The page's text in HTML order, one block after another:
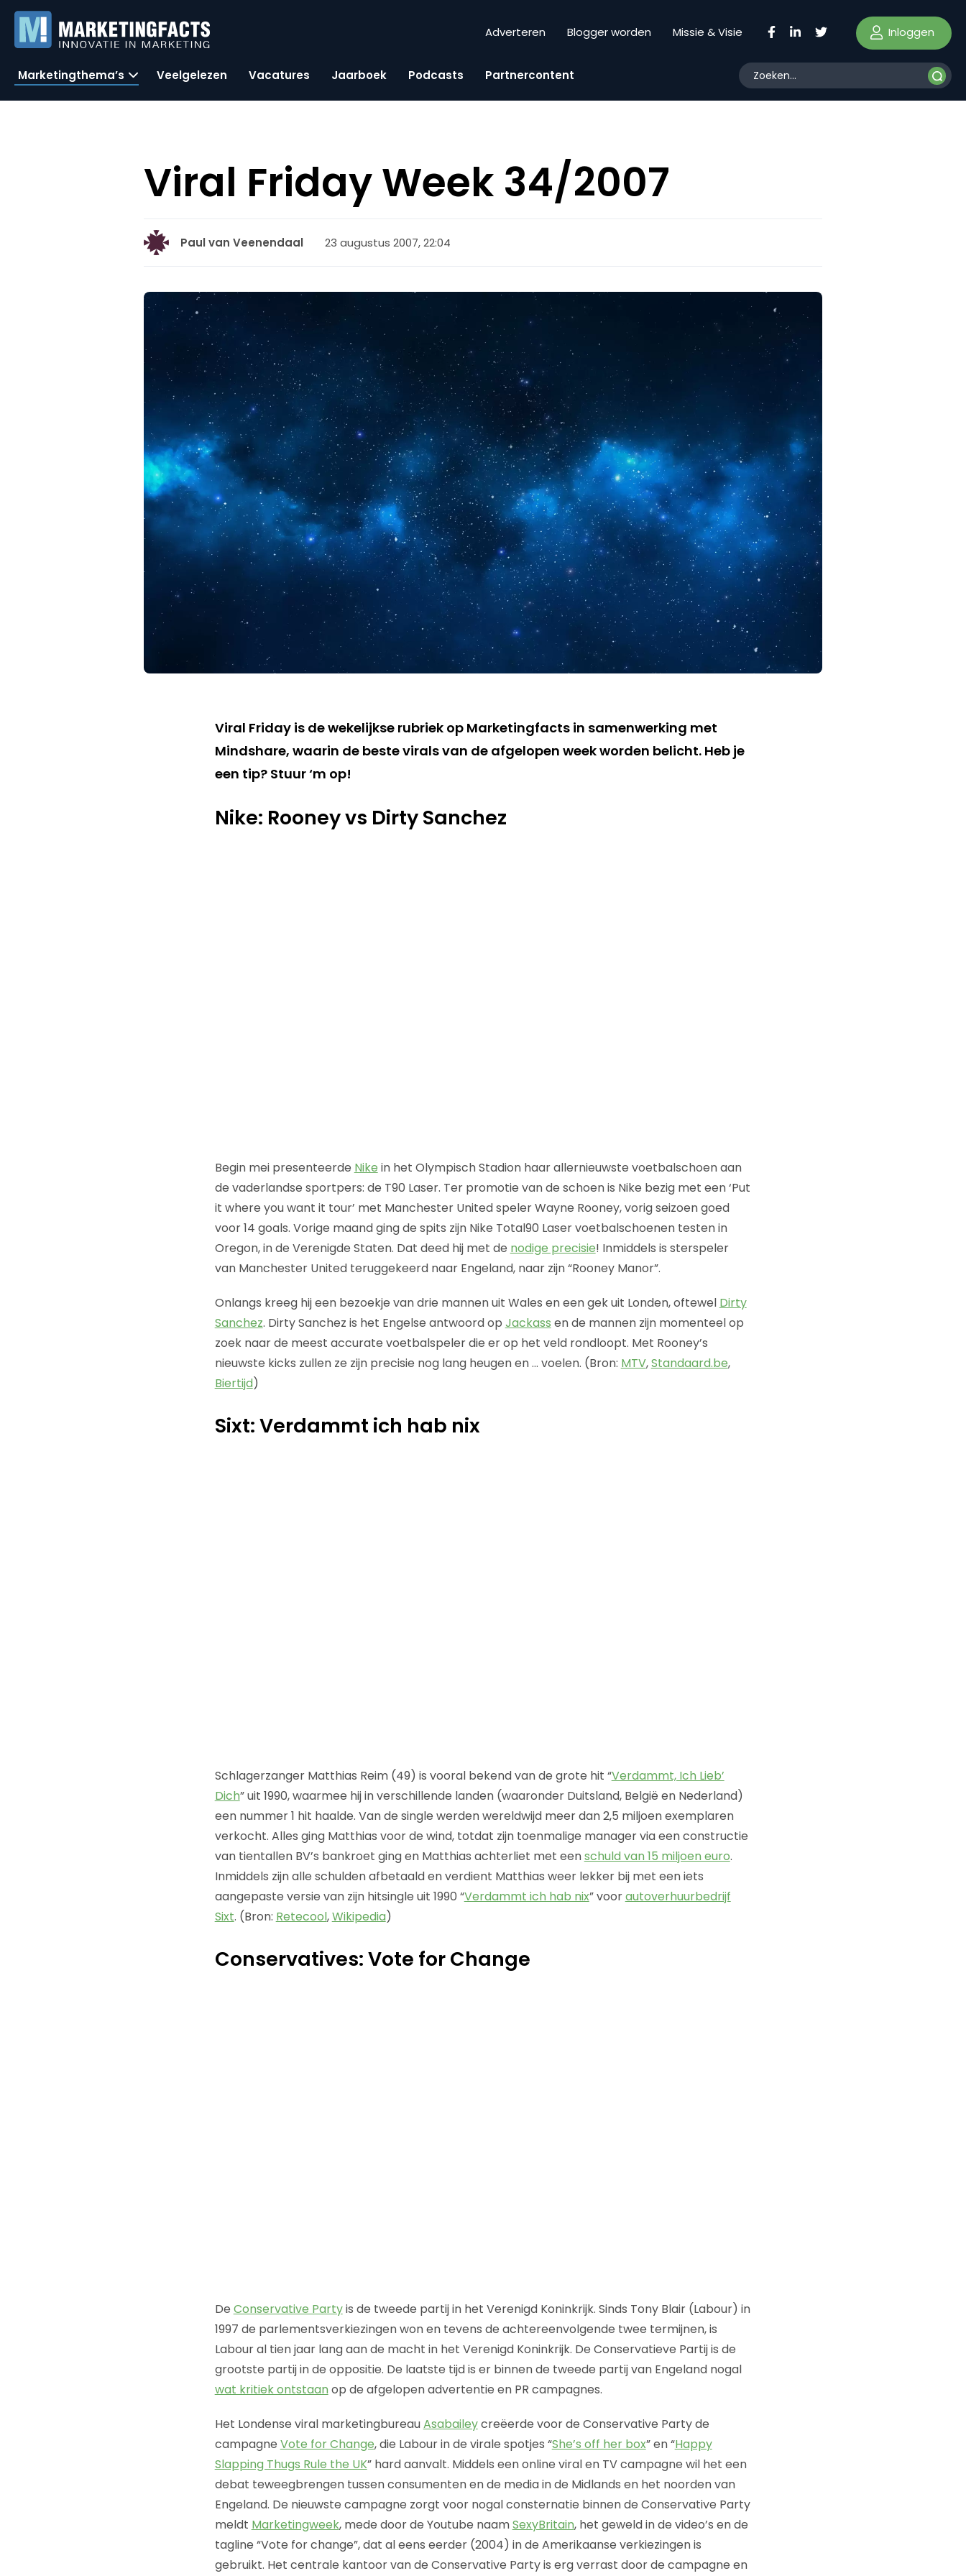
Adverteren Blogger worden Missie & Visie Inloggen
Marketingthema’s Veelgelezen Vacatures Jaarboek Podcasts Partnercontent
Viral Friday Week 34/2007
Paul van Veenendaal 23 augustus 2007, 22:04
Viral Friday is de wekelijkse rubriek op Marketingfacts in samenwerking met
Mindshare, waarin de beste virals van de afgelopen week worden belicht. Heb je
een tip? Stuur ‘m op!
Nike: Rooney vs Dirty Sanchez
Begin mei presenteerde Nike in het Olympisch Stadion haar allernieuwste voetbalschoen aan
de vaderlandse sportpers: de T90 Laser. Ter promotie van de schoen is Nike bezig met een ‘Put
it where you want it tour’ met Manchester United speler Wayne Rooney, vorig seizoen goed
voor 14 goals. Vorige maand ging de spits zijn Nike Total90 Laser voetbalschoenen testen in
Oregon, in de Verenigde Staten. Dat deed hij met de nodige precisie! Inmiddels is sterspeler
van Manchester United teruggekeerd naar Engeland, naar zijn “Rooney Manor”.
Onlangs kreeg hij een bezoekje van drie mannen uit Wales en een gek uit Londen, oftewel Dirty
Sanchez. Dirty Sanchez is het Engelse antwoord op Jackass en de mannen zijn momenteel op
zoek naar de meest accurate voetbalspeler die er op het veld rondloopt. Met Rooney’s
nieuwste kicks zullen ze zijn precisie nog lang heugen en … voelen. (Bron: MTV,Standaard.be,
Biertijd)
Sixt: Verdammt ich hab nix
Schlagerzanger Matthias Reim (49) is vooral bekend van de grote hit “Verdammt, Ich Lieb’
Dich” uit 1990, waarmee hij in verschillende landen (waaronder Duitsland, België en Nederland)
een nummer 1 hit haalde. Van de single werden wereldwijd meer dan 2,5 miljoen exemplaren
verkocht. Alles ging Matthias voor de wind, totdat zijn toenmalige manager via een constructie
van tientallen BV’s bankroet ging en Matthias achterliet met eenschuld van 15 miljoen euro.
Inmiddels zijn alle schulden afbetaald en verdient Matthias weer lekker bij met een iets
aangepaste versie van zijn hitsingle uit 1990 “Verdammt ich hab nix” voorautoverhuurbedrijf
Sixt. (Bron: Retecool,Wikipedia)
Conservatives: Vote for Change
De Conservative Partyis de tweede partij in het Verenigd Koninkrijk. Sinds Tony Blair (Labour) in
1997 de parlementsverkiezingen won en tevens de achtereenvolgende twee termijnen, is
Labour al tien jaar lang aan de macht in het Verenigd Koninkrijk. De Conservatieve Partij is de
grootste partij in de oppositie. De laatste tijd is er binnen de tweede partij van Engeland nogal
wat kritiek ontstaan op de afgelopen advertentie en PR campagnes.
Het Londense viral marketingbureauAsabaileycreëerde voor de Conservative Party de
campagne Vote for Change, die Labour in de virale spotjes “She’s off her box” en “Happy
Slapping Thugs Rule the UK” hard aanvalt. Middels een online viral en TV campagne wil het een
debat teweegbrengen tussen consumenten en de media in de Midlands en het noorden van
Engeland. De nieuwste campagne zorgt voor nogal consternatie binnen de Conservative Party
meldt Marketingweek, mede door de Youtube naamSexyBritain, het geweld in de video’s en de
tagline “Vote for change”, dat al eens eerder (2004) in de Amerikaanse verkiezingen is
gebruikt. Het centrale kantoor van de Conservative Party is erg verrast door de campagne en